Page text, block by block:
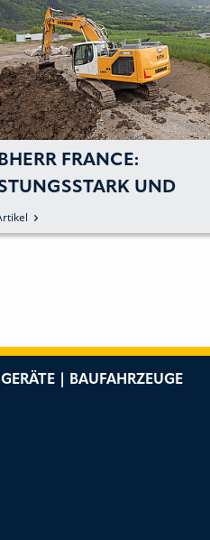
FRANCE:
UND
IN
ALPEN
| BAUFAHRZEUGE